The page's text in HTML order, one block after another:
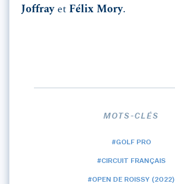
Joffrayet Félix Mory.
MOTS-CLÉS
#GOLF PRO
#CIRCUIT FRANÇAIS
#OPEN DE ROISSY (2022)